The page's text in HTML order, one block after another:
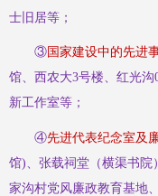
士旧居等；
③国家建设中的先进
馆、西农大3号楼、红光沟
新工作室等；
④先进代表纪念室及
馆)、张载祠堂（横渠书院
家沟村党风廉政教育基地